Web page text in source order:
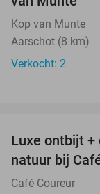
Kop van Munte
Aarschot (8 km)
Verkocht: 2
TODAY
Luxe ontbijt +
natuur bij
Café Coureur